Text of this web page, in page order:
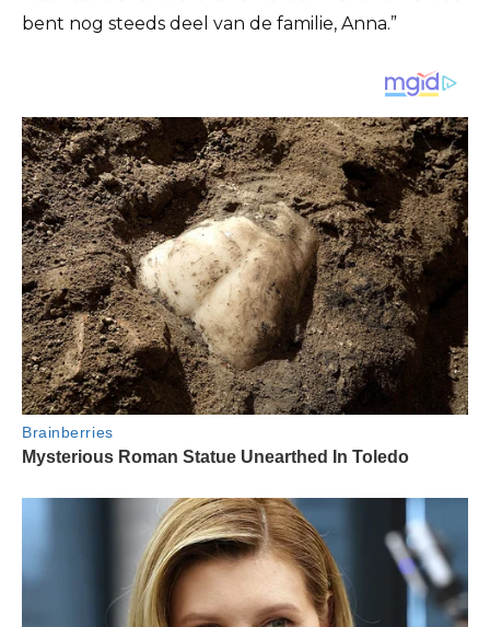
bent nog steeds deel van de familie, Anna.”